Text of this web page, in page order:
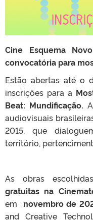
Cine Esquema
convocatória para
Estão abertas até o
inscrições para a
Beat: Mundificação.
audiovisuais
2015, que
território,
As obras
gratuitas na
em
novembro de
and Creative